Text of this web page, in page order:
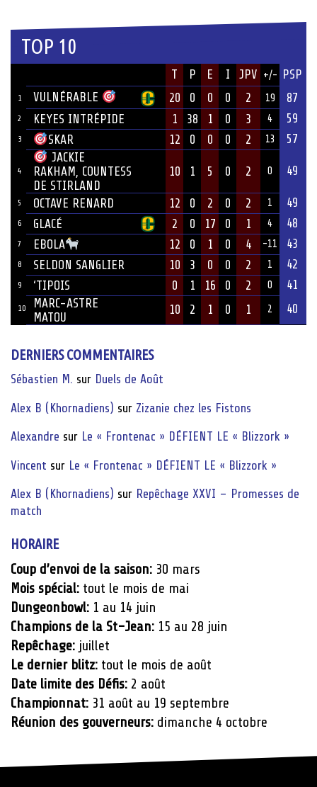
TOP 10
T P E I JPV +/- PSP
1 VULNÉRABLE 20 0 0 0 2 19 87
2 KEYES INTRÉPIDE 1 38 1 0 3 4 59
3 SKAR 12 0 0 0 2 13 57
4
JACKIE
RAKHAM, COUNTESS
DE STIRLAND
10 1 5 0 2 0 49
5 OCTAVE RENARD 12 0 2 0 2 1 49
6 GLACÉ 2 0 17 0 1 4 48
7 EBOLA 12 0 1 0 4 -11 43
8 SELDON SANGLIER 10 3 0 0 2 1 42
9 ‘TIPOIS 0 1 16 0 2 0 41
10
MARC-ASTRE
MATOU
10 2 1 0 1 2 40
DERNIERS COMMENTAIRES
Sébastien M. sur Duels de Août
Alex B (Khornadiens) sur Zizanie chez les Fistons
Alexandre sur Le « Frontenac » DÉFIENT LE « Blizzork »
Vincent sur Le « Frontenac » DÉFIENT LE « Blizzork »
Alex B (Khornadiens) sur Repêchage XXVI – Promesses de
match
HORAIRE
Coup d’envoi de la saison: 30 mars
Mois spécial: tout le mois de mai
Dungeonbowl: 1 au 14 juin
Champions de la St-Jean: 15 au 28 juin
Repêchage: juillet
Le dernier blitz: tout le mois de août
Date limite des Défis: 2 août
Championnat: 31 août au 19 septembre
Réunion des gouverneurs: dimanche 4 octobre